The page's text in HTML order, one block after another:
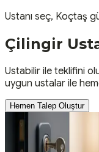
Ustanı seç, Koçtaş
Çilingir
Ustabilir ile teklifini
uygun ustalar ile
Hemen Talep Oluştur